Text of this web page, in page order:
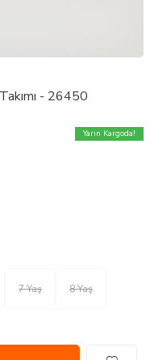
- 26450
Yarın Kargoda!
7 Yaş 8 Yaş